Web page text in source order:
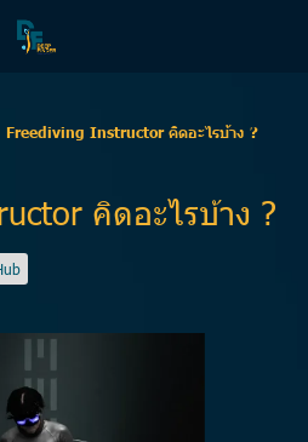
Freediving Instructor คิดอะไรบ้าง ?
คิดอะไรบ้าง ?